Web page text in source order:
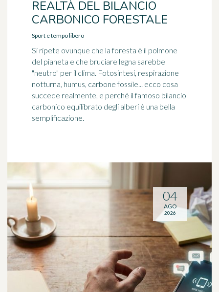
REALTÀ DEL BILANCIO
CARBONICO FORESTALE
Sport e tempo libero
Si ripete ovunque che la foresta è il polmone
del pianeta e che bruciare legna sarebbe
"neutro" per il clima. Fotosintesi, respirazione
notturna, humus, carbone fossile... ecco cosa
succede realmente, e perché il famoso bilancio
carbonico equilibrato degli alberi è una bella
semplificazione.
04
AGO
2026